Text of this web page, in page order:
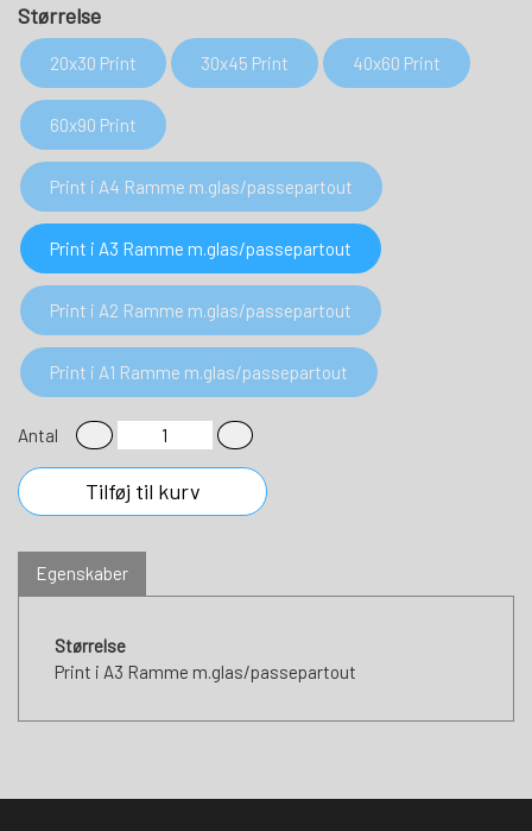
Størrelse
20x30 Print 30x45 Print 40x60 Print
60x90 Print
Print i A4 Ramme m.glas/passepartout
Print i A3 Ramme m.glas/passepartout
Print i A2 Ramme m.glas/passepartout
Print i A1 Ramme m.glas/passepartout
Antal
Tilføj til kurv
Egenskaber
Størrelse
Print i A3 Ramme m.glas/passepartout